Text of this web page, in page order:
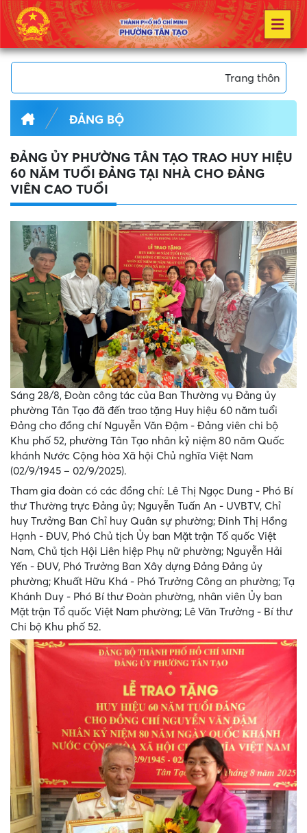
Trang thông tin điện tử
ĐẢNG BỘ
ĐẢNG ỦY PHƯỜNG TÂN TẠO TRAO HUY HIỆU
60 NĂM TUỔI ĐẢNG TẠI NHÀ CHO ĐẢNG
VIÊN CAO TUỔI
Sáng 28/8, Đoàn công tác của Ban Thường vụ Đảng ủy
phường Tân Tạo đã đến trao tặng Huy hiệu 60 năm tuổi
Đảng cho đồng chí Nguyễn Văn Đậm - Đảng viên chi bộ
Khu phố 52, phường Tân Tạo nhân kỷ niệm 80 năm Quốc
khánh Nước Cộng hòa Xã hội Chủ nghĩa Việt Nam
(02/9/1945 – 02/9/2025).
Tham gia đoàn có các đồng chí: Lê Thị Ngọc Dung - Phó Bí
thư Thường trực Đảng ủy; Nguyễn Tuấn An - UVBTV, Chỉ
huy Trưởng Ban Chỉ huy Quân sự phường; Đinh Thị Hồng
Hạnh - ĐUV, Phó Chủ tịch Ủy ban Mặt trận Tổ quốc Việt
Nam, Chủ tịch Hội Liên hiệp Phụ nữ phường; Nguyễn Hải
Yến - ĐUV, Phó Trưởng Ban Xây dựng Đảng Đảng ủy
phường; Khuất Hữu Khá - Phó Trưởng Công an phường; Tạ
Khánh Duy - Phó Bí thư Đoàn phường, nhân viên Ủy ban
Mặt trận Tổ quốc Việt Nam phường; Lê Văn Trưởng - Bí thư
Chi bộ Khu phố 52.